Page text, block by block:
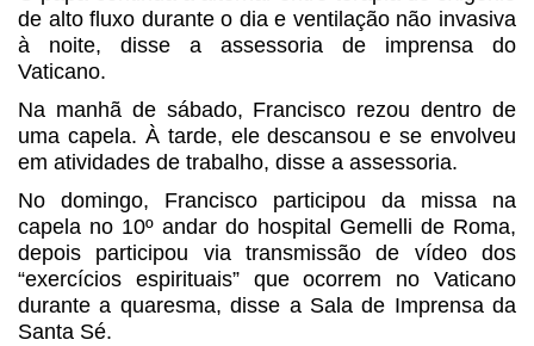
de alto fluxo durante o dia e ventilação não invasiva
à noite, disse a assessoria de imprensa do
Vaticano.
Na manhã de sábado, Francisco rezou dentro de
uma capela. À tarde, ele descansou e se envolveu
em atividades de trabalho, disse a assessoria.
No domingo, Francisco participou da missa na
capela no 10º andar do hospital Gemelli de Roma,
depois participou via transmissão de vídeo dos
“exercícios espirituais” que ocorrem no Vaticano
durante a quaresma, disse a Sala de Imprensa da
Santa Sé.